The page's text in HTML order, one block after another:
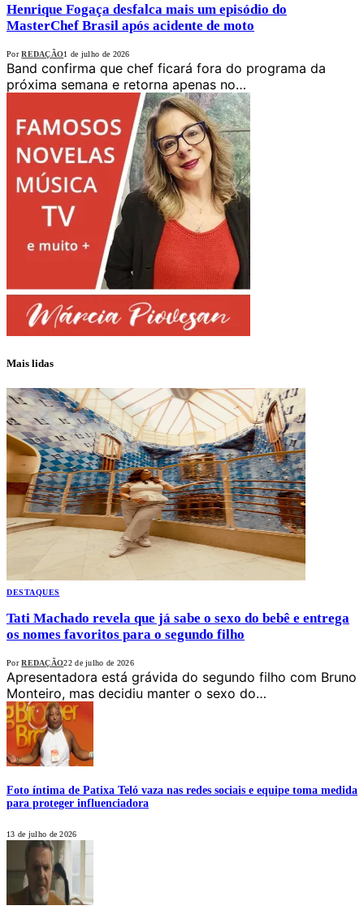
Henrique Fogaça desfalca mais um episódio do
MasterChef Brasil após acidente de moto
Por REDAÇÃO1 de julho de 2026
Band confirma que chef ficará fora do programa da
próxima semana e retorna apenas no…
Mais lidas
DESTAQUES
Tati Machado revela que já sabe o sexo do bebê e entrega
os nomes favoritos para o segundo filho
Por REDAÇÃO22 de julho de 2026
Apresentadora está grávida do segundo filho com Bruno
Monteiro, mas decidiu manter o sexo do…
Foto íntima de Patixa Teló vaza nas redes sociais e equipe toma medida
para proteger influenciadora
13 de julho de 2026